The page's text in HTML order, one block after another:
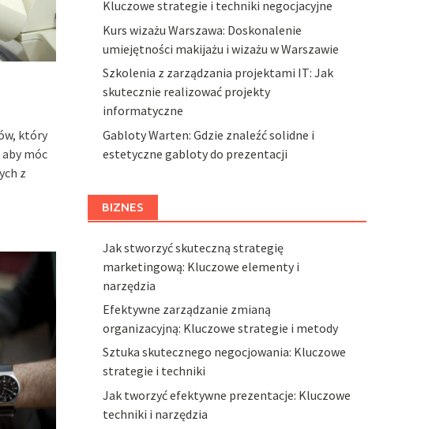
który
móc
z
Kluczowe strategie i techniki negocjacyjne
Kurs wizażu Warszawa: Doskonalenie
umiejętności makijażu i wizażu w Warszawie
Szkolenia z zarządzania projektami IT: Jak
skutecznie realizować projekty
informatyczne
Gabloty Warten: Gdzie znaleźć solidne i
estetyczne gabloty do prezentacji
BIZNES
Jak stworzyć skuteczną strategię
marketingową: Kluczowe elementy i
narzędzia
Efektywne zarządzanie zmianą
organizacyjną: Kluczowe strategie i metody
Sztuka skutecznego negocjowania: Kluczowe
strategie i techniki
Jak tworzyć efektywne prezentacje: Kluczowe
techniki i narzędzia